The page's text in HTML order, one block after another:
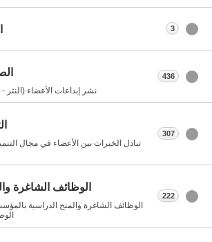
3
نشر إبداعات الأعضاء (النثر
436
تبادل الخبرات بين الأعضاء في مجال
307
الوظائف الشاغرة
الوظائف الشاغرة والمنح الدراسية
222